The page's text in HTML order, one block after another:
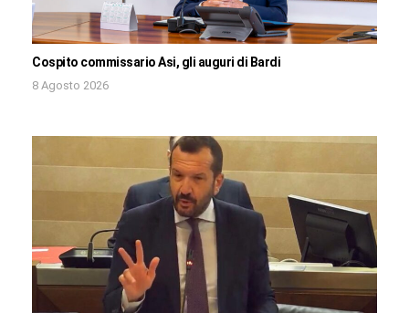
Cospito commissario Asi, gli auguri di Bardi
8 Agosto 2026